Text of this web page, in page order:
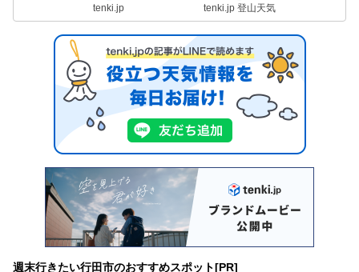
tenki.jp tenki.jp 登山天気
週末行きたい行田市のおすすめスポット[PR]